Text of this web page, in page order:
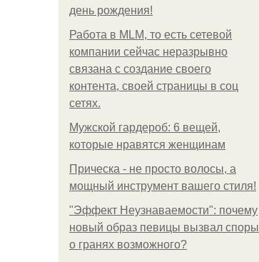
день рождения!
Работа в MLM, то есть сетевой
компании сейчас неразрывно
связана с создание своего
контента, своей страницы в соц
сетях.
Мужской гардероб: 6 вещей,
которые нравятся женщинам
Прическа - не просто волосы, а
мощный инструмент вашего стиля!
"Эффект Неузнаваемости": почему
новый образ певицы вызвал споры
о гранях возможного?